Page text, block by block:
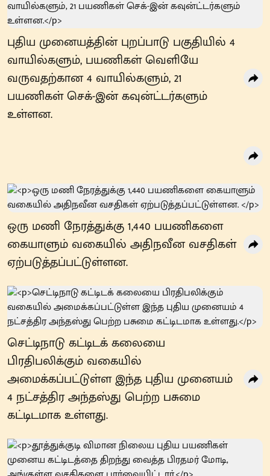
புதிய முனையத்தின் புறப்பாடு பகுதியில் 4
வாயில்களும், பயணிகள் வெளியே
வருவதற்கான 4 வாயில்களும், 21
பயணிகள் செக்-இன் கவுன்ட்டர்களும்
உள்ளன.
ஒரு மணி நேரத்துக்கு 1,440 பயணிகளை
கையாளும் வகையில் அதிநவீன வசதிகள்
ஏற்படுத்தப்பட்டுள்ளன.
செட்டிநாடு கட்டிடக் கலையை
பிரதிபலிக்கும் வகையில்
அமைக்கப்பட்டுள்ள இந்த புதிய முனையம்
4 நட்சத்திர அந்தஸ்து பெற்ற பசுமை
கட்டிடமாக உள்ளது.